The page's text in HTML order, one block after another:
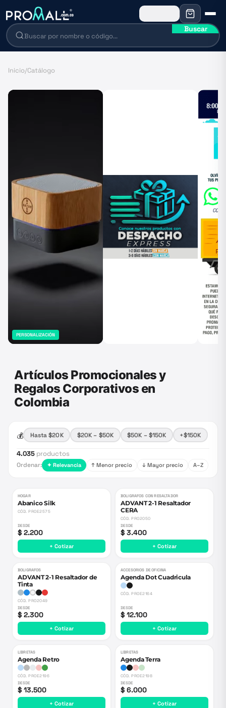
Buscar
Inicio/Catálogo
PERSONALIZACIÓN
Artículos Promocionales y
Regalos Corporativos en
Colombia
💰 Hasta $20K $20K – $50K $50K – $150K +$150K
4.035 productos
Ordenar: ✦ Relevancia ↑ Menor precio ↓ Mayor precio A–Z
HOGAR
Abanico Silk
CÓD.PROE2575
DESDE
$ 2.200
+ Cotizar
BOLIGRAFOS CON RESALTADOR
ADVANT 2-1 Resaltador
CERA
CÓD.PRO2050
DESDE
$ 3.400
+ Cotizar
BOLIGRAFOS
ADVANT 2-1 Resaltador de
Tinta
CÓD.PRO2049
DESDE
$ 2.300
+ Cotizar
ACCESORIOS DE OFICINA
Agenda Dot Cuadricula
CÓD.PROE2164
DESDE
$ 12.100
+ Cotizar
LIBRETAS
Agenda Retro
CÓD.PROE2196
DESDE
$ 13.500
+ Cotizar
LIBRETAS
Agenda Terra
CÓD.PROE2198
DESDE
$ 6.000
+ Cotizar